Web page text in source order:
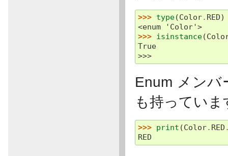
>>> type(Color. RED)
<enum 'Color'>
>>> isinstance(
True
>>>
Enum メン
も持っていま
>>> print (Color. RED
RED